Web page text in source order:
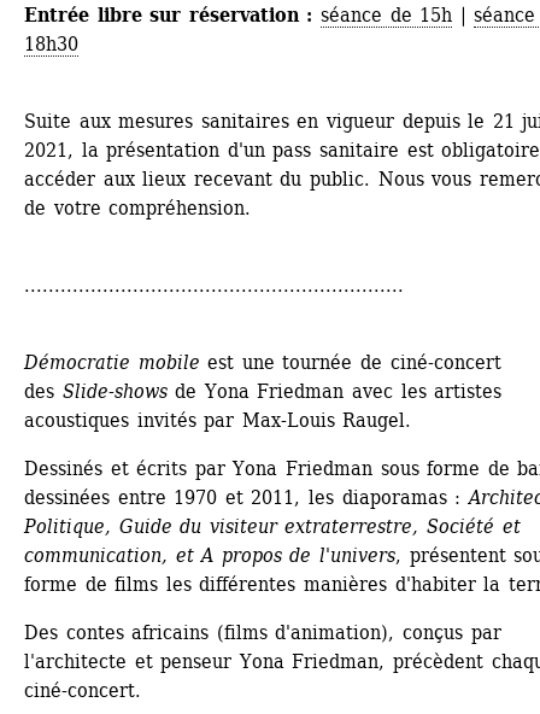
Entrée libre sur réservation : séance de 15h |
18h30
Suite aux mesures sanitaires en vigueur depuis le 21
2021, la présentation d'un pass sanitaire est
accéder aux lieux recevant du public. Nous vous
de votre compréhension.
...............................................................
Démocratie mobile est une tournée de ciné-concert
des Slide-shows de Yona Friedman avec les artistes
acoustiques invités par Max-Louis Raugel.
Dessinés et écrits par Yona Friedman sous forme de
dessinées entre 1970 et 2011, les diaporamas :
Politique, Guide du visiteur extraterrestre, Société et
communication, et A propos de l'univers, présentent
forme de films les différentes manières d'habiter la
Des contes africains (films d'animation), conçus par
l'architecte et penseur Yona Friedman, précèdent
ciné-concert.